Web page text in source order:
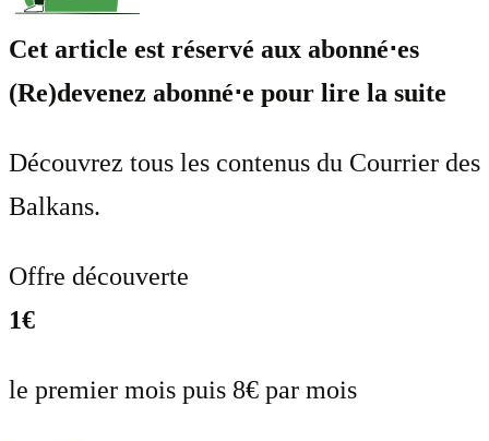
Cet article est réservé aux abonné⋅es
(Re)devenez abonné⋅e pour lire la suite
Découvrez tous les contenus du Courrier des
Balkans.
Offre découverte
1€
le premier mois puis 8€ par mois